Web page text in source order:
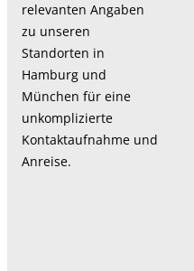
relevanten Angaben
zu unseren
Standorten in
Hamburg und
München für eine
unkomplizierte
Kontaktaufnahme und
Anreise.